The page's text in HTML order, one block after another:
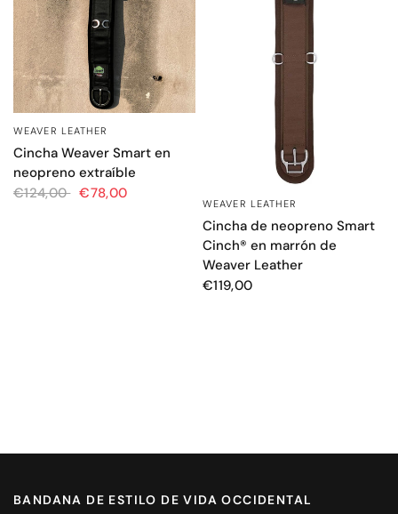
VISTA RÁPIDA
WEAVER LEATHER
Cincha Weaver Smart en
neopreno extraíble
€124,00 €78,00
VISTA RÁPIDA
WEAVER LEATHER
Cincha de neopreno Smart
Cinch® en marrón de
Weaver Leather
€119,00
BANDANA DE ESTILO DE VIDA OCCIDENTAL